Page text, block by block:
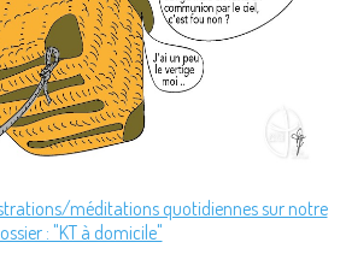
méditations quotidiennes sur notre
: "KT à domicile"